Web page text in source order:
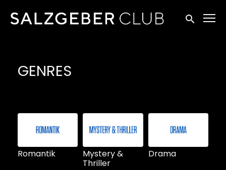
Zugänglichkeitslinks
Suche
GENRES
Romantik
Mystery &
Thriller
Drama